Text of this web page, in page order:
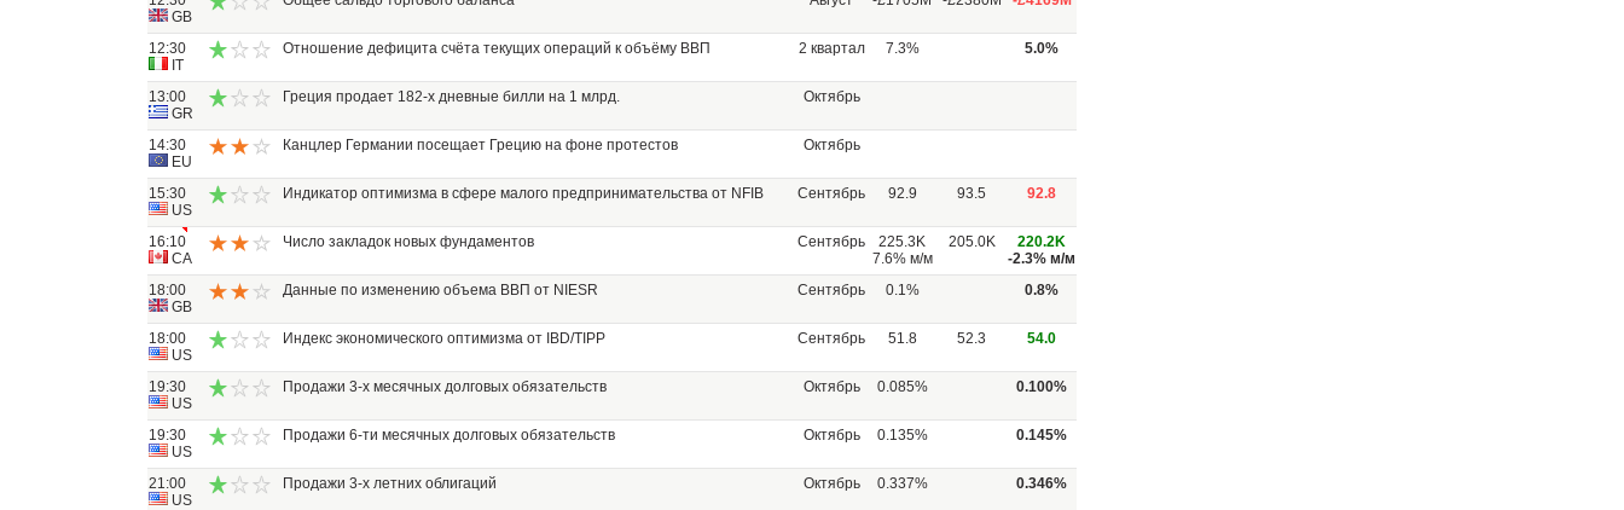
GB
12:30
IT
Отношение дефицита счёта текущих операций к объёму ВВП 2 квартал 7.3% 5.0%
13:00
GR
Греция продает 182-х дневные билли на 1 млрд. Октябрь
14:30
EU
Канцлер Германии посещает Грецию на фоне протестов Октябрь
15:30
US
Индикатор оптимизма в сфере малого предпринимательства от NFIB Сентябрь 92.9 93.5 92.8
16:10
CA
Число закладок новых фундаментов Сентябрь
225.3K
7.6% м/м
205.0K
220.2K
-2.3% м/м
18:00
GB
Данные по изменению объема ВВП от NIESR Сентябрь 0.1% 0.8%
18:00
US
Индекс экономического оптимизма от IBD/TIPP Сентябрь 51.8 52.3 54.0
19:30
US
Продажи 3-х месячных долговых обязательств Октябрь 0.085% 0.100%
19:30
US
Продажи 6-ти месячных долговых обязательств Октябрь 0.135% 0.145%
21:00
US
Продажи 3-х летних облигаций Октябрь 0.337% 0.346%